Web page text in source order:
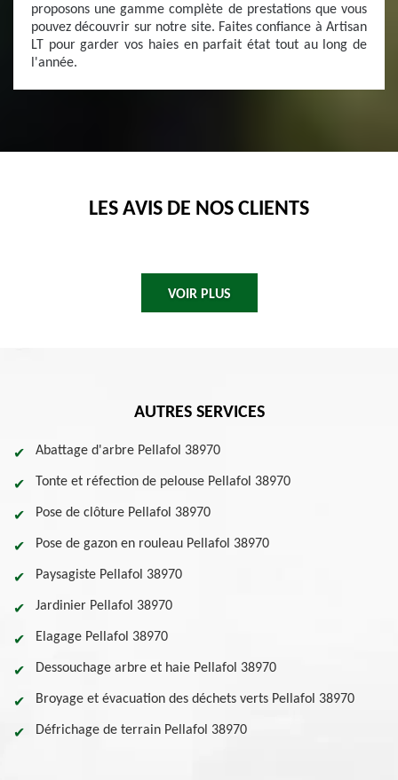
proposons une gamme complète de prestations que vous
pouvez découvrir sur notre site. Faites confiance à Artisan
LT pour garder vos haies en parfait état tout au long de
l'année.
LES AVIS DE NOS CLIENTS
VOIR PLUS
AUTRES SERVICES
Abattage d'arbre Pellafol 38970
Tonte et réfection de pelouse Pellafol 38970
Pose de clôture Pellafol 38970
Pose de gazon en rouleau Pellafol 38970
Paysagiste Pellafol 38970
Jardinier Pellafol 38970
Elagage Pellafol 38970
Dessouchage arbre et haie Pellafol 38970
Broyage et évacuation des déchets verts Pellafol 38970
Défrichage de terrain Pellafol 38970